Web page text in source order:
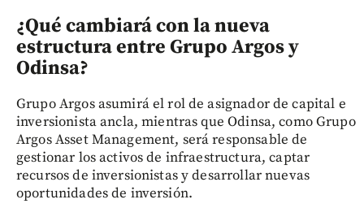
¿Qué cambiará con la nueva
estructura entre Grupo Argos y
Odinsa?
Grupo Argos asumirá el rol de asignador de capital e
inversionista ancla, mientras que Odinsa, como Grupo
Argos Asset Management, será responsable de
gestionar los activos de infraestructura, captar
recursos de inversionistas y desarrollar nuevas
oportunidades de inversión.